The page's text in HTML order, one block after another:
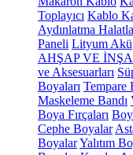
Toplayıcı Kablo
Aydınlatma
Paneli Lityum Akü
AHŞAP VE
ve Aksesuarları
Boyaları Tempare
Maskeleme Bandı
Boya Fırçaları
Cephe Boyalar
BoyalarYalıtım